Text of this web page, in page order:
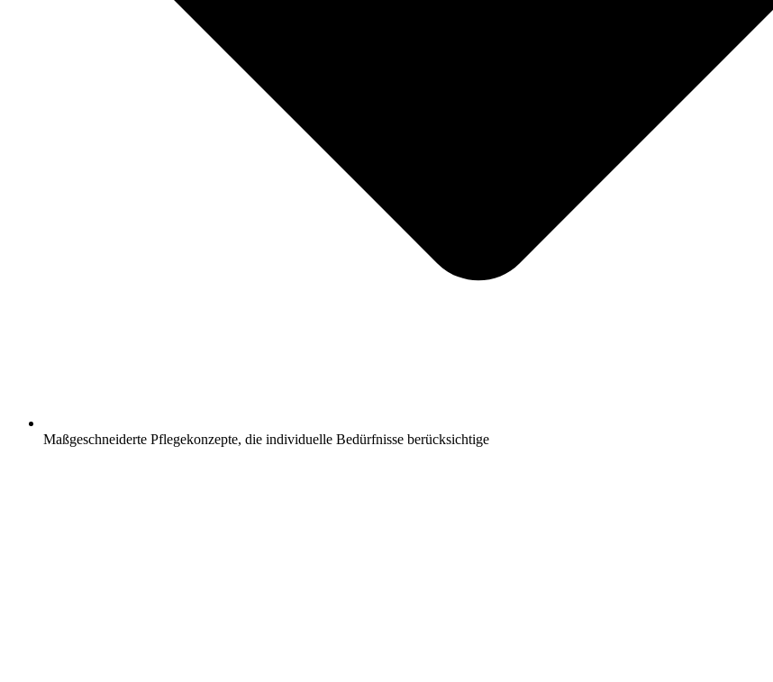
Maßgeschneiderte Pflegekonzepte, die individuelle Bedürfnisse berücksichtige